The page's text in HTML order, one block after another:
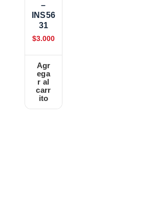
–
INS56
31
$3.000
Agr
ega
r al
carr
ito